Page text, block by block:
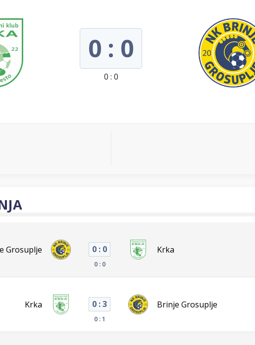
0 : 0
0 : 0
Grosuplje 0 : 0
0 : 0
Krka
Krka 0 : 3
0 : 1
Brinje Grosuplje